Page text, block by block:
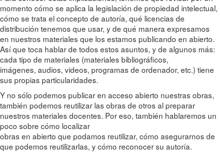
momento cómo se aplica la legislación de propiedad intelectual,
cómo se trata el concepto de autoría, qué licencias de
distribución tenemos que usar, y de qué manera expresamos
en nuestros materiales que los estamos publicando en abierto.
Así que toca hablar de todos estos asuntos, y de algunos más:
cada tipo de materiales (materiales bibliográficos,
imágenes, audios, videos, programas de ordenador, etc.) tiene
sus propias particularidades.
Y no sólo podemos publicar en acceso abierto nuestras obras,
también podemos reutilizar las obras de otros al preparar
nuestros materiales docentes. Por eso, también hablaremos un
poco sobre cómo localizar
obras en abierto que podamos reutilizar, cómo asegurarnos de
que podemos reutilizarlas, y cómo reconocer su autoría.